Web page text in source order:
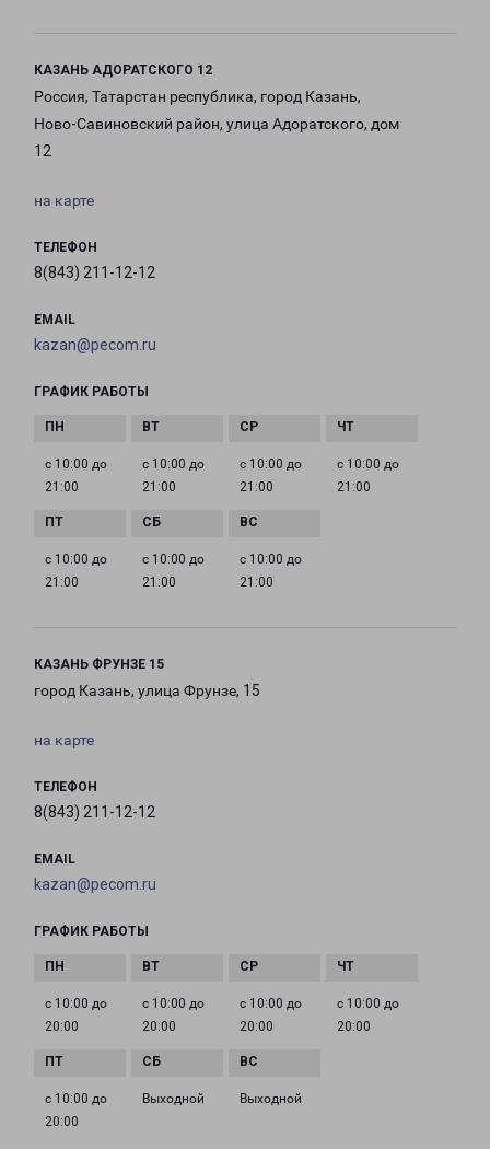
КАЗАНЬ АДОРАТСКОГО 12
Россия, Татарстан республика, город Казань,
Ново-Савиновский район, улица Адоратского, дом
12
на карте
ТЕЛЕФОН
8(843) 211-12-12
EMAIL
kazan@pecom.ru
ГРАФИК РАБОТЫ
с 10:00 до
21:00
с 10:00 до
21:00
с 10:00 до
21:00
с 10:00 до
21:00
с 10:00 до
21:00
с 10:00 до
21:00
с 10:00 до
21:00
КАЗАНЬ ФРУНЗЕ 15
город Казань, улица Фрунзе, 15
на карте
ТЕЛЕФОН
8(843) 211-12-12
EMAIL
kazan@pecom.ru
ГРАФИК РАБОТЫ
с 10:00 до
20:00
с 10:00 до
20:00
с 10:00 до
20:00
с 10:00 до
20:00
с 10:00 до
20:00
Выходной Выходной